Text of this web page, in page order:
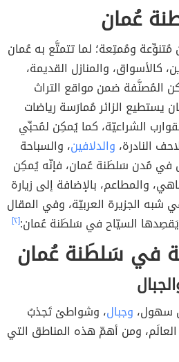
عُمان
ومُمتِعة؛ لما تتمتَّع به عُمان
كالأسواق، والمنازل القديمة،
المُصنَّفة ضمن مواقع التراث
يستطيع الزائر مُمارَسة رياضات
الشراعيّة، كما يُمكِن لمُحبِّي
النادرة، والدلافين، والسباحة
في مُدن سَلطَنة عُمان، فإنّه يُمكِن
والمطاعم، بالإضافة إلى زيارة
شبه الجزيرة العربيّة، وفي المقال
يَقصِدها السيّاح في سَلطَنة عُمان:[٢]
في سَلطَنة عُمان
سهول، وجبال، وشواطئ تَجذبُ
ومن أهمّ هذه المناطق التي